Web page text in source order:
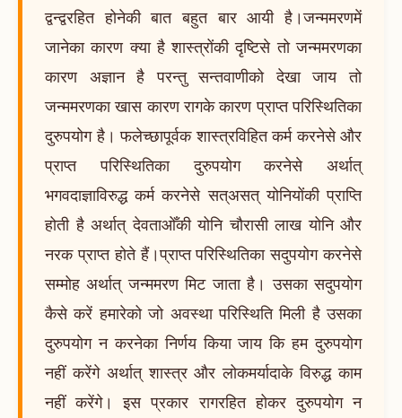
द्वन्द्वरहित होनेकी बात बहुत बार आयी है।जन्ममरणमें
जानेका कारण क्या है शास्त्रोंकी दृष्टिसे तो जन्ममरणका
कारण अज्ञान है परन्तु सन्तवाणीको देखा जाय तो
जन्ममरणका खास कारण रागके कारण प्राप्त परिस्थितिका
दुरुपयोग है। फलेच्छापूर्वक शास्त्रविहित कर्म करनेसे और
प्राप्त परिस्थितिका दुरुपयोग करनेसे अर्थात्
भगवदाज्ञाविरुद्ध कर्म करनेसे सत्असत् योनियोंकी प्राप्ति
होती है अर्थात् देवताओँकी योनि चौरासी लाख योनि और
नरक प्राप्त होते हैं।प्राप्त परिस्थितिका सदुपयोग करनेसे
सम्मोह अर्थात् जन्ममरण मिट जाता है। उसका सदुपयोग
कैसे करें हमारेको जो अवस्था परिस्थिति मिली है उसका
दुरुपयोग न करनेका निर्णय किया जाय कि हम दुरुपयोग
नहीं करेंगे अर्थात् शास्त्र और लोकमर्यादाके विरुद्ध काम
नहीं करेंगे। इस प्रकार रागरहित होकर दुरुपयोग न